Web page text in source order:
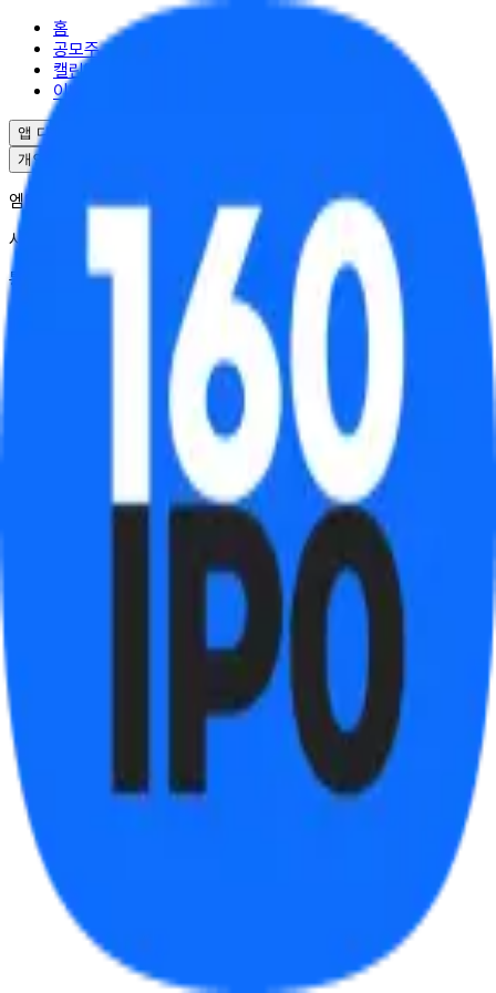
홈
공모주
캘린더
이벤트
앱 다운로드
개인정보처리방침
엠엘투자자문(주) | 대표 윤도선
사업자등록번호 : 341-88-02703
통신판매업 : 2025-서울강남-04995
서울특별시 강남구 역삼로17길 10
대표번호 : 02-6949-0045
© ML Investment Advisory Co.,Ltd. All Rights Reserved.